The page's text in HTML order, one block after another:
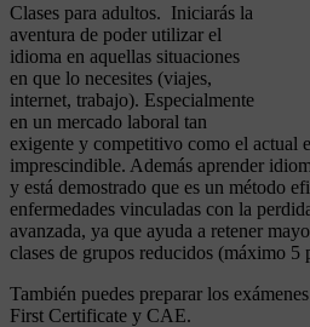
Clases para adultos. Iniciarás la
aventura de poder utilizar el
idioma en aquellas situaciones
en que lo necesites (viajes,
internet, trabajo). Especialmente
en un mercado laboral tan
exigente y competitivo como el actual
imprescindible. Además aprender
y está demostrado que es un método
enfermedades vinculadas con la
avanzada, ya que ayuda a retener
clases de grupos reducidos (máximo 5
También puedes preparar los
First Certificate y CAE.